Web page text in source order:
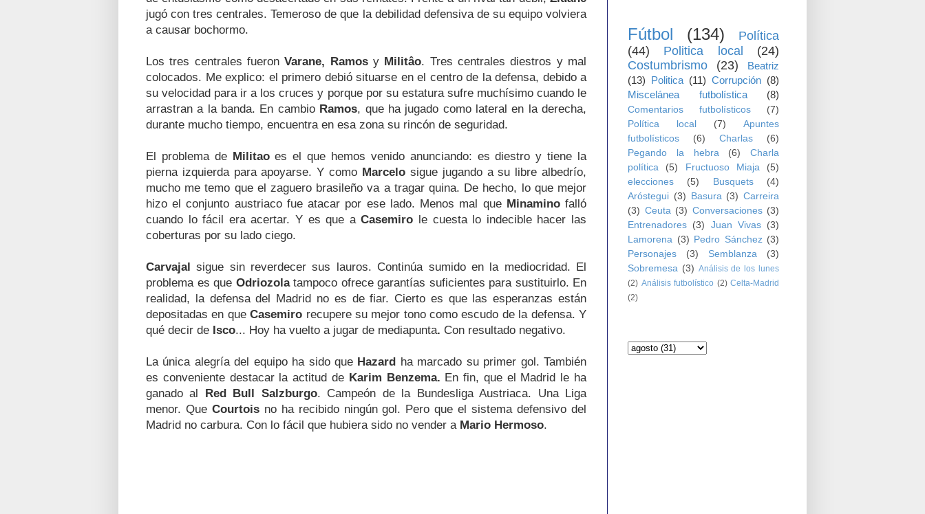
jugó con tres centrales. Temeroso de que la debilidad defensiva de su equipo volviera
a causar bochormo.
Los tres centrales fueronVarane, Ramosy Militâo. Tres centrales diestros y mal
colocados. Me explico: el primero debió situarse en el centro de la defensa, debido a
su velocidad para ir a los cruces y porque por su estatura sufre muchísimo cuando le
arrastran a la banda. En cambio Ramos, que ha jugado como lateral en la derecha,
durante mucho tiempo, encuentra en esa zona su rincón de seguridad.
El problema de Militaoes el que hemos venido anunciando: es diestro y tiene la
pierna izquierda para apoyarse. Y como Marcelo sigue jugando a su libre albedrío,
mucho me temo que el zaguero brasileño va a tragar quina. De hecho, lo que mejor
hizo el conjunto austriaco fue atacar por ese lado. Menos mal que Minaminofalló
cuando lo fácil era acertar. Y es que aCasemiro le cuesta lo indecible hacer las
coberturas por su lado ciego.
Carvajalsigue sin reverdecer sus lauros. Continúa sumido en la mediocridad. El
problema es que Odriozolatampoco ofrece garantías suficientes para sustituirlo. En
realidad, la defensa del Madrid no es de fiar. Cierto es que las esperanzas están
depositadas en queCasemiro recupere su mejor tono como escudo de la defensa. Y
qué decir de Isco... Hoy ha vuelto a jugar de mediapunta. Con resultado negativo.
La única alegría del equipo ha sido que Hazard ha marcado su primer gol. También
es conveniente destacar la actitud de Karim Benzema. En fin, que el Madrid le ha
ganado al Red Bull Salzburgo. Campeón de la Bundesliga Austriaca. Una Liga
menor. Que Courtoisno ha recibido ningún gol. Pero que el sistema defensivo del
Madrid no carbura. Con lo fácil que hubiera sido no vender a Mario Hermoso.
Fútbol (134)
Política
(44)
Politica local
(24)
Costumbrismo
(23)
Beatriz
(13) Politica (11) Corrupción (8)
Miscelánea futbolística
(8)
Comentarios futbolísticos
(7)
Política local
(7)
Apuntes
futbolísticos
(6) Charlas
(6)
Pegando la hebra
(6)
Charla
política
(5) Fructuoso Miaja
(5)
elecciones
(5) Busquets
(4)
Aróstegui (3) Basura (3) Carreira
(3) Ceuta (3) Conversaciones (3)
Entrenadores (3) Juan Vivas
(3)
Lamorena (3) Pedro Sánchez (3)
Personajes
(3) Semblanza
(3)
Sobremesa (3) Análisis de los lunes
(2) Análisis futbolístico (2) Celta-Madrid
(2)